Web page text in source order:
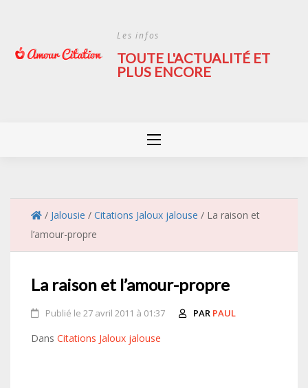
content
Les infos
TOUTE L'ACTUALITÉ ET
PLUS ENCORE
/ Jalousie / Citations Jaloux jalouse / La raison et
l’amour-propre
La raison et l’amour-propre
Publié le 27 avril 2011 à 01:37 PAR PAUL
Dans Citations Jaloux jalouse